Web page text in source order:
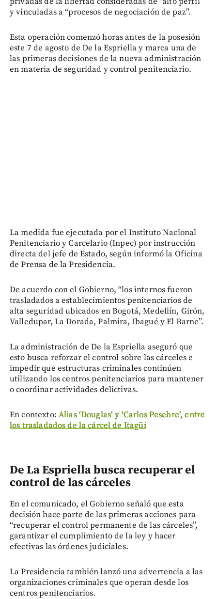
y vinculadas a “procesos de negociación de paz”.
Esta operación comenzó horas antes de la posesión
este 7 de agosto de De la Espriella y marca una de
las primeras decisiones de la nueva administración
en materia de seguridad y control penitenciario.
La medida fue ejecutada por el Instituto Nacional
Penitenciario y Carcelario (Inpec) por instrucción
directa del jefe de Estado, según informó la Oficina
de Prensa de la Presidencia.
De acuerdo con el Gobierno, “los internos fueron
trasladados a establecimientos penitenciarios de
alta seguridad ubicados en Bogotá, Medellín, Girón,
Valledupar, La Dorada, Palmira, Ibagué y El Barne”.
La administración de De la Espriella aseguró que
esto busca reforzar el control sobre las cárceles e
impedir que estructuras criminales continúen
utilizando los centros penitenciarios para mantener
o coordinar actividades delictivas.
En contexto: Alias ‘Douglas’ y ‘Carlos Pesebre’, entre
los trasladados de la cárcel de Itagüí
De La Espriella busca recuperar el
control de las cárceles
En el comunicado, el Gobierno señaló que esta
decisión hace parte de las primeras acciones para
“recuperar el control permanente de las cárceles”,
garantizar el cumplimiento de la ley y hacer
efectivas las órdenes judiciales.
La Presidencia también lanzó una advertencia a las
organizaciones criminales que operan desde los
centros penitenciarios.